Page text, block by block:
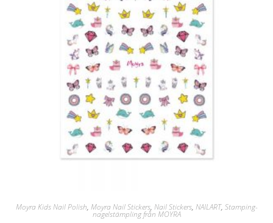
Moyra Kids Nail Polish, Moyra Nail Stickers, Nail Stickers, NAILART, Stamping-
nagelstämpling från MOYRA